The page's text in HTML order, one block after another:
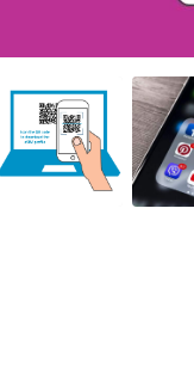
Angled view